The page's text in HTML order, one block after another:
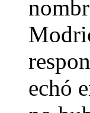
echó